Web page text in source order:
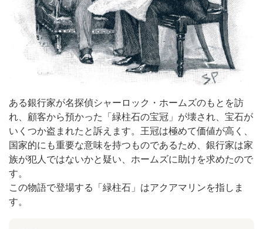
ある銀行家が名探偵シャーロック・ホームズのもとを訪
れ、顧客から預かった「緑柱石の宝冠」が壊され、宝石が
いくつか盗まれたと訴えます。王冠は極めて価値が高く、
国家的にも重要な意味を持つものであるため、銀行家は家
族が犯人ではないかと疑い、ホームズに助けを求めたので
す。
この物語で登場する「緑柱石」はアクアマリンを指しま
す。